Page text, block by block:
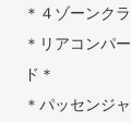
＊４ゾーンク
＊リアコンパ
ド＊
＊パッセンジ